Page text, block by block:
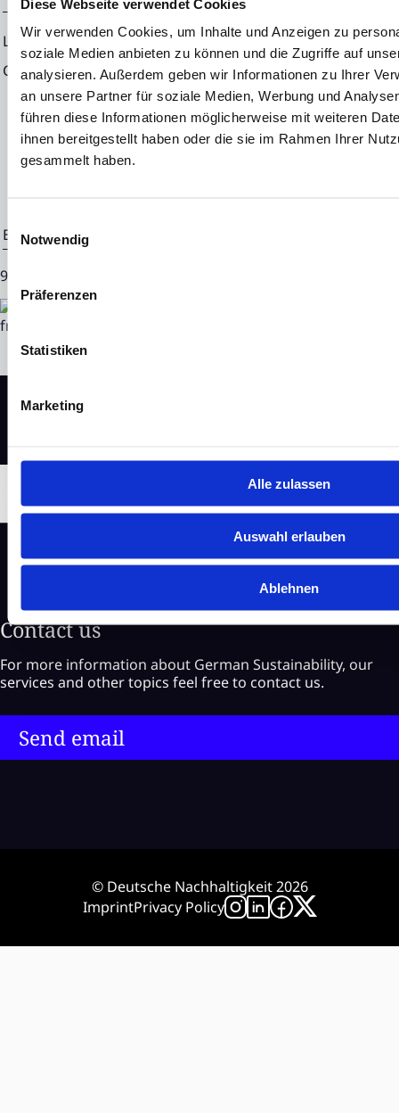
Diese Webseite verwendet Cookies
Wir verwenden Cookies, um Inhalte und Anzeigen zu
soziale Medien anbieten zu können und die Zugriffe auf
analysieren. Außerdem geben wir Informationen zu Ihrer
an unsere Partner für soziale Medien, Werbung und
führen diese Informationen möglicherweise mit weiteren
ihnen bereitgestellt haben oder die sie im Rahmen Ihrer
gesammelt haben.
Notwendig
Präferenzen
Statistiken
Marketing
Alle zulassen
Auswahl erlauben
Ablehnen
Language:
English
Company:
NEON EQUITY AG
Mörfelder Landstraße
60598 Frankfurt
End of News
92033 31.05.2024 CET/CEST
Contact us
For more information about German Sustainability, our
services and other topics feel free to contact us.
Send email
© Deutsche Nachhaltigkeit 2026
ImprintPrivacy Policy